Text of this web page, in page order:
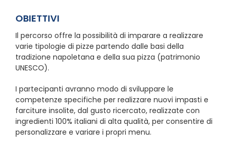
OBIETTIVI
Il percorso offre la possibilità di imparare a realizzare
varie tipologie di pizze partendo dalle basi della
tradizione napoletana e della sua pizza (patrimonio
UNESCO).
I partecipanti avranno modo di sviluppare le
competenze specifiche per realizzare nuovi impasti e
farciture insolite, dal gusto ricercato, realizzate con
ingredienti 100% italiani di alta qualità, per consentire di
personalizzare e variare i propri menu.